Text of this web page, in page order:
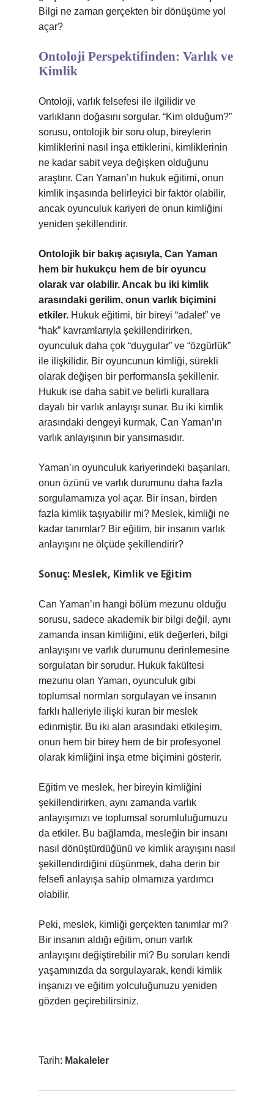
Bilgi ne zaman gerçekten bir dönüşüme yol
açar?
Ontoloji Perspektifinden: Varlık ve
Kimlik
Ontoloji, varlık felsefesi ile ilgilidir ve
varlıkların doğasını sorgular. “Kim olduğum?”
sorusu, ontolojik bir soru olup, bireylerin
kimliklerini nasıl inşa ettiklerini, kimliklerinin
ne kadar sabit veya değişken olduğunu
araştırır. Can Yaman’ın hukuk eğitimi, onun
kimlik inşasında belirleyici bir faktör olabilir,
ancak oyunculuk kariyeri de onun kimliğini
yeniden şekillendirir.
Ontolojik bir bakış açısıyla, Can Yaman
hem bir hukukçu hem de bir oyuncu
olarak var olabilir. Ancak bu iki kimlik
arasındaki gerilim, onun varlık biçimini
etkiler. Hukuk eğitimi, bir bireyi “adalet” ve
“hak” kavramlarıyla şekillendirirken,
oyunculuk daha çok “duygular” ve “özgürlük”
ile ilişkilidir. Bir oyuncunun kimliği, sürekli
olarak değişen bir performansla şekillenir.
Hukuk ise daha sabit ve belirli kurallara
dayalı bir varlık anlayışı sunar. Bu iki kimlik
arasındaki dengeyi kurmak, Can Yaman’ın
varlık anlayışının bir yansımasıdır.
Yaman’ın oyunculuk kariyerindeki başarıları,
onun özünü ve varlık durumunu daha fazla
sorgulamamıza yol açar. Bir insan, birden
fazla kimlik taşıyabilir mi? Meslek, kimliği ne
kadar tanımlar? Bir eğitim, bir insanın varlık
anlayışını ne ölçüde şekillendirir?
Sonuç: Meslek, Kimlik ve Eğitim
Can Yaman’ın hangi bölüm mezunu olduğu
sorusu, sadece akademik bir bilgi değil, aynı
zamanda insan kimliğini, etik değerleri, bilgi
anlayışını ve varlık durumunu derinlemesine
sorgulatan bir sorudur. Hukuk fakültesi
mezunu olan Yaman, oyunculuk gibi
toplumsal normları sorgulayan ve insanın
farklı halleriyle ilişki kuran bir meslek
edinmiştir. Bu iki alan arasındaki etkileşim,
onun hem bir birey hem de bir profesyonel
olarak kimliğini inşa etme biçimini gösterir.
Eğitim ve meslek, her bireyin kimliğini
şekillendirirken, aynı zamanda varlık
anlayışımızı ve toplumsal sorumluluğumuzu
da etkiler. Bu bağlamda, mesleğin bir insanı
nasıl dönüştürdüğünü ve kimlik arayışını nasıl
şekillendirdiğini düşünmek, daha derin bir
felsefi anlayışa sahip olmamıza yardımcı
olabilir.
Peki, meslek, kimliği gerçekten tanımlar mı?
Bir insanın aldığı eğitim, onun varlık
anlayışını değiştirebilir mi? Bu soruları kendi
yaşamınızda da sorgulayarak, kendi kimlik
inşanızı ve eğitim yolculuğunuzu yeniden
gözden geçirebilirsiniz.
Tarih: Makaleler